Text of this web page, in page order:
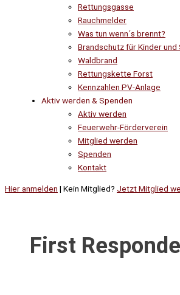
Rettungsgasse
Rauchmelder
Was tun wenn´s brennt?
Brandschutz für Kinder und
Waldbrand
Rettungskette Forst
Kennzahlen PV-Anlage
Aktiv werden & Spenden
Aktiv werden
Feuerwehr-Förderverein
Mitglied werden
Spenden
Kontakt
Hier anmelden | Kein Mitglied? Jetzt Mitglied
First